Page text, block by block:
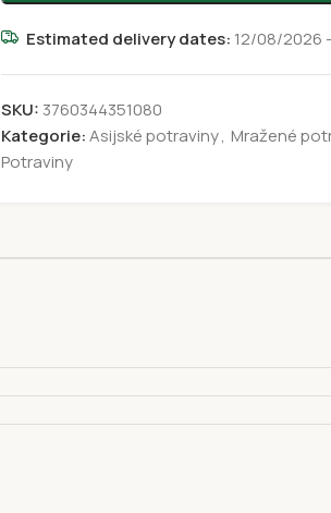
Estimated delivery dates: 12/08/2026
SKU: 3760344351080
Kategorie:Asijské potraviny, Mražené
Potraviny